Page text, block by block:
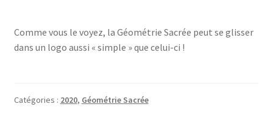
Comme vous le voyez, la Géométrie Sacrée peut se glisser
dans un logo aussi « simple » que celui-ci !
Catégories : 2020, Géométrie Sacrée